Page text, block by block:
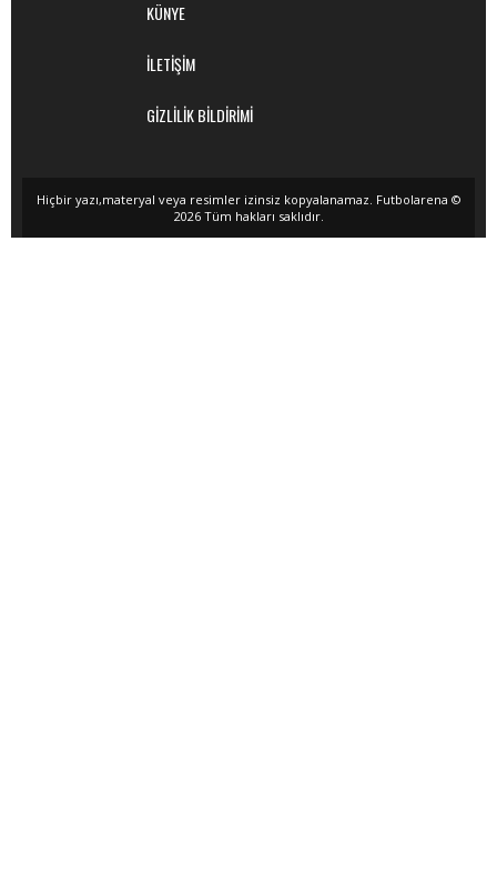
KÜNYE
İLETİŞİM
GİZLİLİK BİLDİRİMİ
Hiçbir yazı,materyal veya resimler izinsiz kopyalanamaz. Futbolarena ©
2026 Tüm hakları saklıdır.